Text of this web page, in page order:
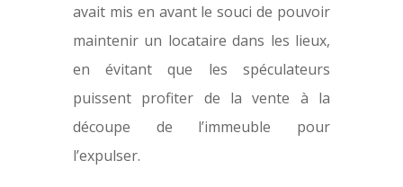
avait mis en avant le souci de pouvoir
maintenir un locataire dans les lieux,
en évitant que les spéculateurs
puissent profiter de la vente à la
découpe de l’immeuble pour
l’expulser.